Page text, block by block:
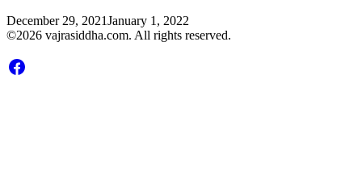
December 29, 2021January 1, 2022
©2026 vajrasiddha.com. All rights reserved.